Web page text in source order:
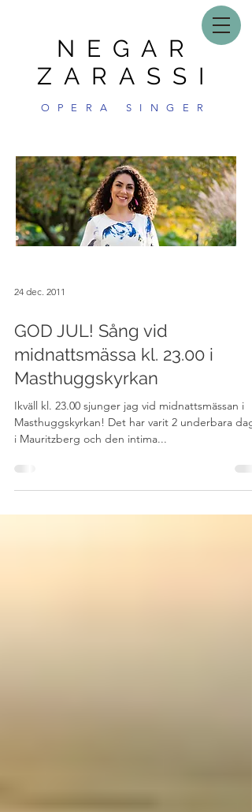
NEGAR
ZARASSI
OPERA SINGER
24 dec. 2011
GOD JUL! Sång vid
midnattsmässa kl. 23.00 i
Masthuggskyrkan
Ikväll kl. 23.00 sjunger jag vid midnattsmässan i
Masthuggskyrkan! Det har varit 2 underbara
i Mauritzberg och den intima...